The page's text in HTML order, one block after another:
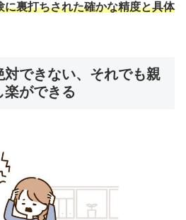
に裏打ちされた確かな精度と具体
対できない、それでも親
楽ができる